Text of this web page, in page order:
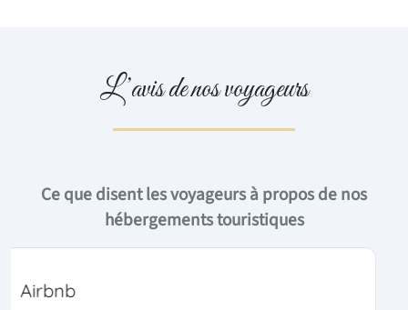
L’avis de nos voyageurs
Ce que disent les voyageurs à propos de nos
hébergements touristiques
Airbnb